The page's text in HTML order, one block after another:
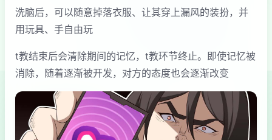
洗脑后，可以随意掉落衣服、让其穿上漏风的装扮，并
用玩具、手自由玩
t教结束后会清除期间的记忆，t教环节终止。即使记忆被
消除，随着逐渐被开发，对方的态度也会逐渐改变